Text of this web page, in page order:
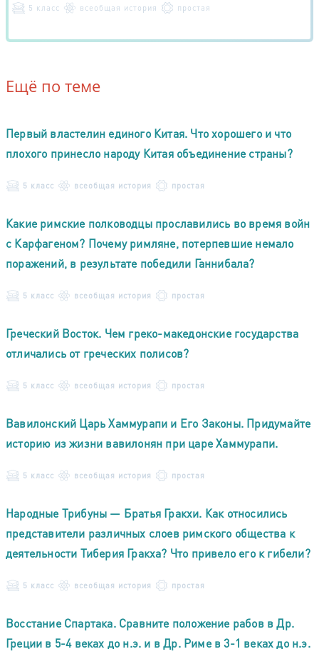
5 класс всеобщая история простая
Ещё по теме
Первый властелин единого Китая. Что хорошего и что
плохого принесло народу Китая объединение страны?
5 класс всеобщая история простая
Какие римские полководцы прославились во время войн
с Карфагеном? Почему римляне, потерпевшие немало
поражений, в результате победили Ганнибала?
5 класс всеобщая история простая
Греческий Восток. Чем греко-македонские государства
отличались от греческих полисов?
5 класс всеобщая история простая
Вавилонский Царь Хаммурапи и Его Законы. Придумайте
историю из жизни вавилонян при царе Хаммурапи.
5 класс всеобщая история простая
Народные Трибуны — Братья Гракхи. Как относились
представители различных слоев римского общества к
деятельности Тиберия Гракха? Что привело его к гибели?
5 класс всеобщая история простая
Восстание Спартака. Сравните положение рабов в Др.
Греции в 5-4 веках до н.э. и в Др. Риме в 3-1 веках до н.э.